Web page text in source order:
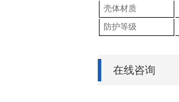
壳体材质
防护等级
在线咨询